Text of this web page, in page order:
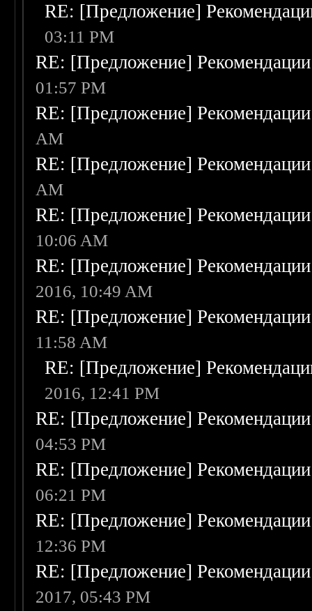
RE: [Предложение]
03:11 PM
RE: [Предложение]
01:57 PM
RE: [Предложение]
AM
RE: [Предложение]
AM
RE: [Предложение]
10:06 AM
RE: [Предложение]
2016, 10:49 AM
RE: [Предложение]
11:58 AM
RE: [Предложение]
2016, 12:41 PM
RE: [Предложение]
04:53 PM
RE: [Предложение]
06:21 PM
RE: [Предложение]
12:36 PM
RE: [Предложение]
2017, 05:43 PM